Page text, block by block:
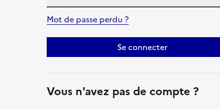
Mot de passe perdu ?
Se connecter
Vous n'avez pas de compte ?